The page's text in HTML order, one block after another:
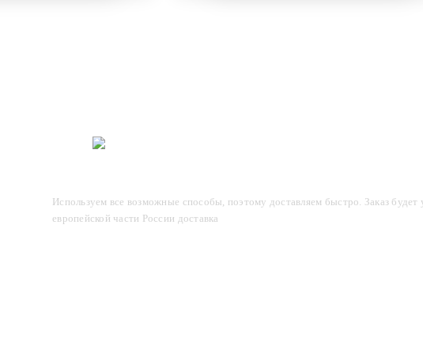
Используем все возможные способы, поэтому доставляем быстро. Заказ
европейской части России доставка